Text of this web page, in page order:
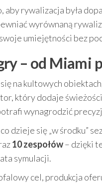
aby rywalizacja była
wyrównaną
umiejętności bez
– od
na kultowych
tor, który dodaje
wynagrodzić
dzieje się „w środku”
10 zespołów– dzięki
symulacji.
cel, produkcja